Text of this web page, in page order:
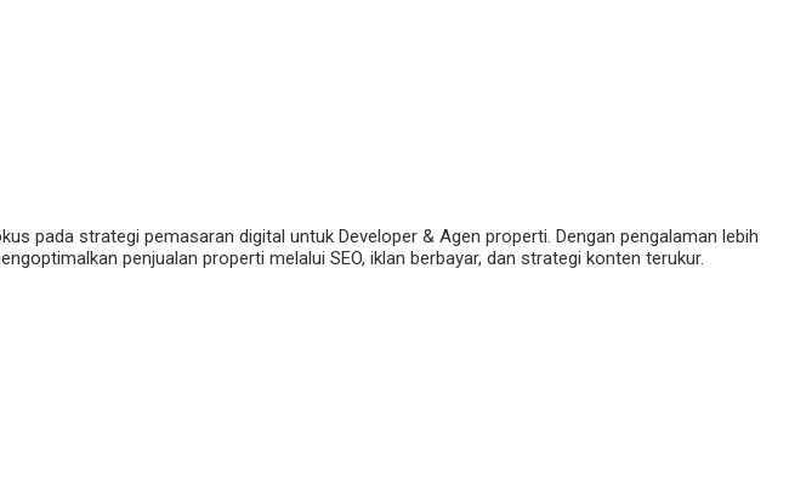
pada strategi pemasaran digital untuk Developer & Agen properti. Dengan pengalaman lebih
penjualan properti melalui SEO, iklan berbayar, dan strategi konten terukur.